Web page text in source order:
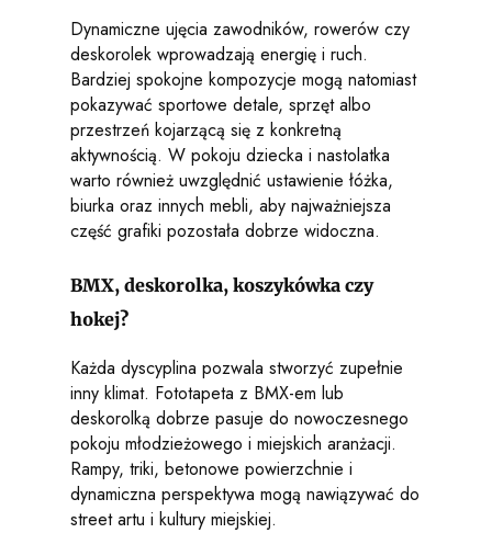
Dynamiczne ujęcia zawodników, rowerów czy
deskorolek wprowadzają energię i ruch.
Bardziej spokojne kompozycje mogą natomiast
pokazywać sportowe detale, sprzęt albo
przestrzeń kojarzącą się z konkretną
aktywnością. W pokoju dziecka i nastolatka
warto również uwzględnić ustawienie łóżka,
biurka oraz innych mebli, aby najważniejsza
część grafiki pozostała dobrze widoczna.
BMX, deskorolka, koszykówka czy
hokej?
Każda dyscyplina pozwala stworzyć zupełnie
inny klimat. Fototapeta z BMX-em lub
deskorolką dobrze pasuje do nowoczesnego
pokoju młodzieżowego i miejskich aranżacji.
Rampy, triki, betonowe powierzchnie i
dynamiczna perspektywa mogą nawiązywać do
street artu i kultury miejskiej.